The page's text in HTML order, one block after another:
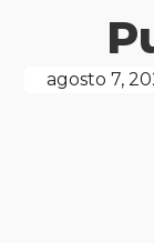
agosto 7,